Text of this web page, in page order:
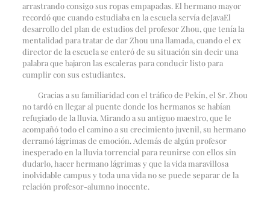
arrastrando consigo sus ropas empapadas. El hermano mayor
recordó que cuando estudiaba en la escuela servía deJavaEl
desarrollo del plan de estudios del profesor Zhou, que tenía la
mentalidad para tratar de dar Zhou una llamada, cuando el ex
director de la escuela se enteró de su situación sin decir una
palabra que bajaron las escaleras para conducir listo para
cumplir con sus estudiantes.
Gracias a su familiaridad con el tráfico de Pekín, el Sr. Zhou
no tardó en llegar al puente donde los hermanos se habían
refugiado de la lluvia. Mirando a su antiguo maestro, que le
acompañó todo el camino a su crecimiento juvenil, su hermano
derramó lágrimas de emoción. Además de algún profesor
inesperado en la lluvia torrencial para reunirse con ellos sin
dudarlo, hacer hermano lágrimas y que la vida maravillosa
inolvidable campus y toda una vida no se puede separar de la
relación profesor-alumno inocente.